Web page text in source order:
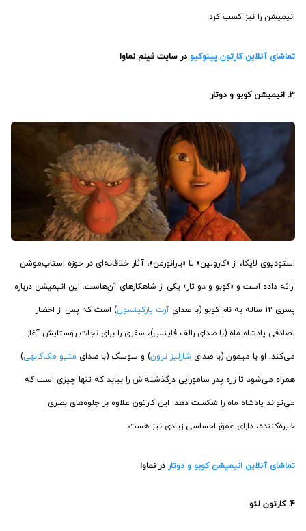
انیمیشن را نیز کسب کرد.
تماشای آنلاین کارتون پینوکیو در سایت فیلم نماوا
3. انیمیشن کوبو و دوتار
استودیوی لایکا، از «کارولین» تا «پارانورمن»، آثار خلاقانه‌ای در حوزه استاپ‌موشن
ارائه داده است و «کوبو و دو تار» یکی از شاهکارهای آن‌هاست. این انیمیشن درباره
پسری 12 ساله به نام کوبو (با صدای آرت پارکینسون) است که پس از احضار
تصادفی پادشاه ماه (با صدای رالف فاینس)، سفری را برای نجات روستایش آغاز
می‌کند. او با میمون (با صدای شارلیز ترون) و سوسک (با صدای متیو مک‌کانهی)
همراه می‌شود تا زره پدر سامورایی درگذشته‌اش را بیابد که تنها چیزی است که
می‌تواند پادشاه ماه را شکست دهد. این کارتون علاوه بر جلوه‌های بصری
خیره‌کننده، دارای عمق احساسی زیادی نیز هست.
تماشای آنلاین انیمیشن کوبو و دوتار در نماوا
4. کارتون لئو